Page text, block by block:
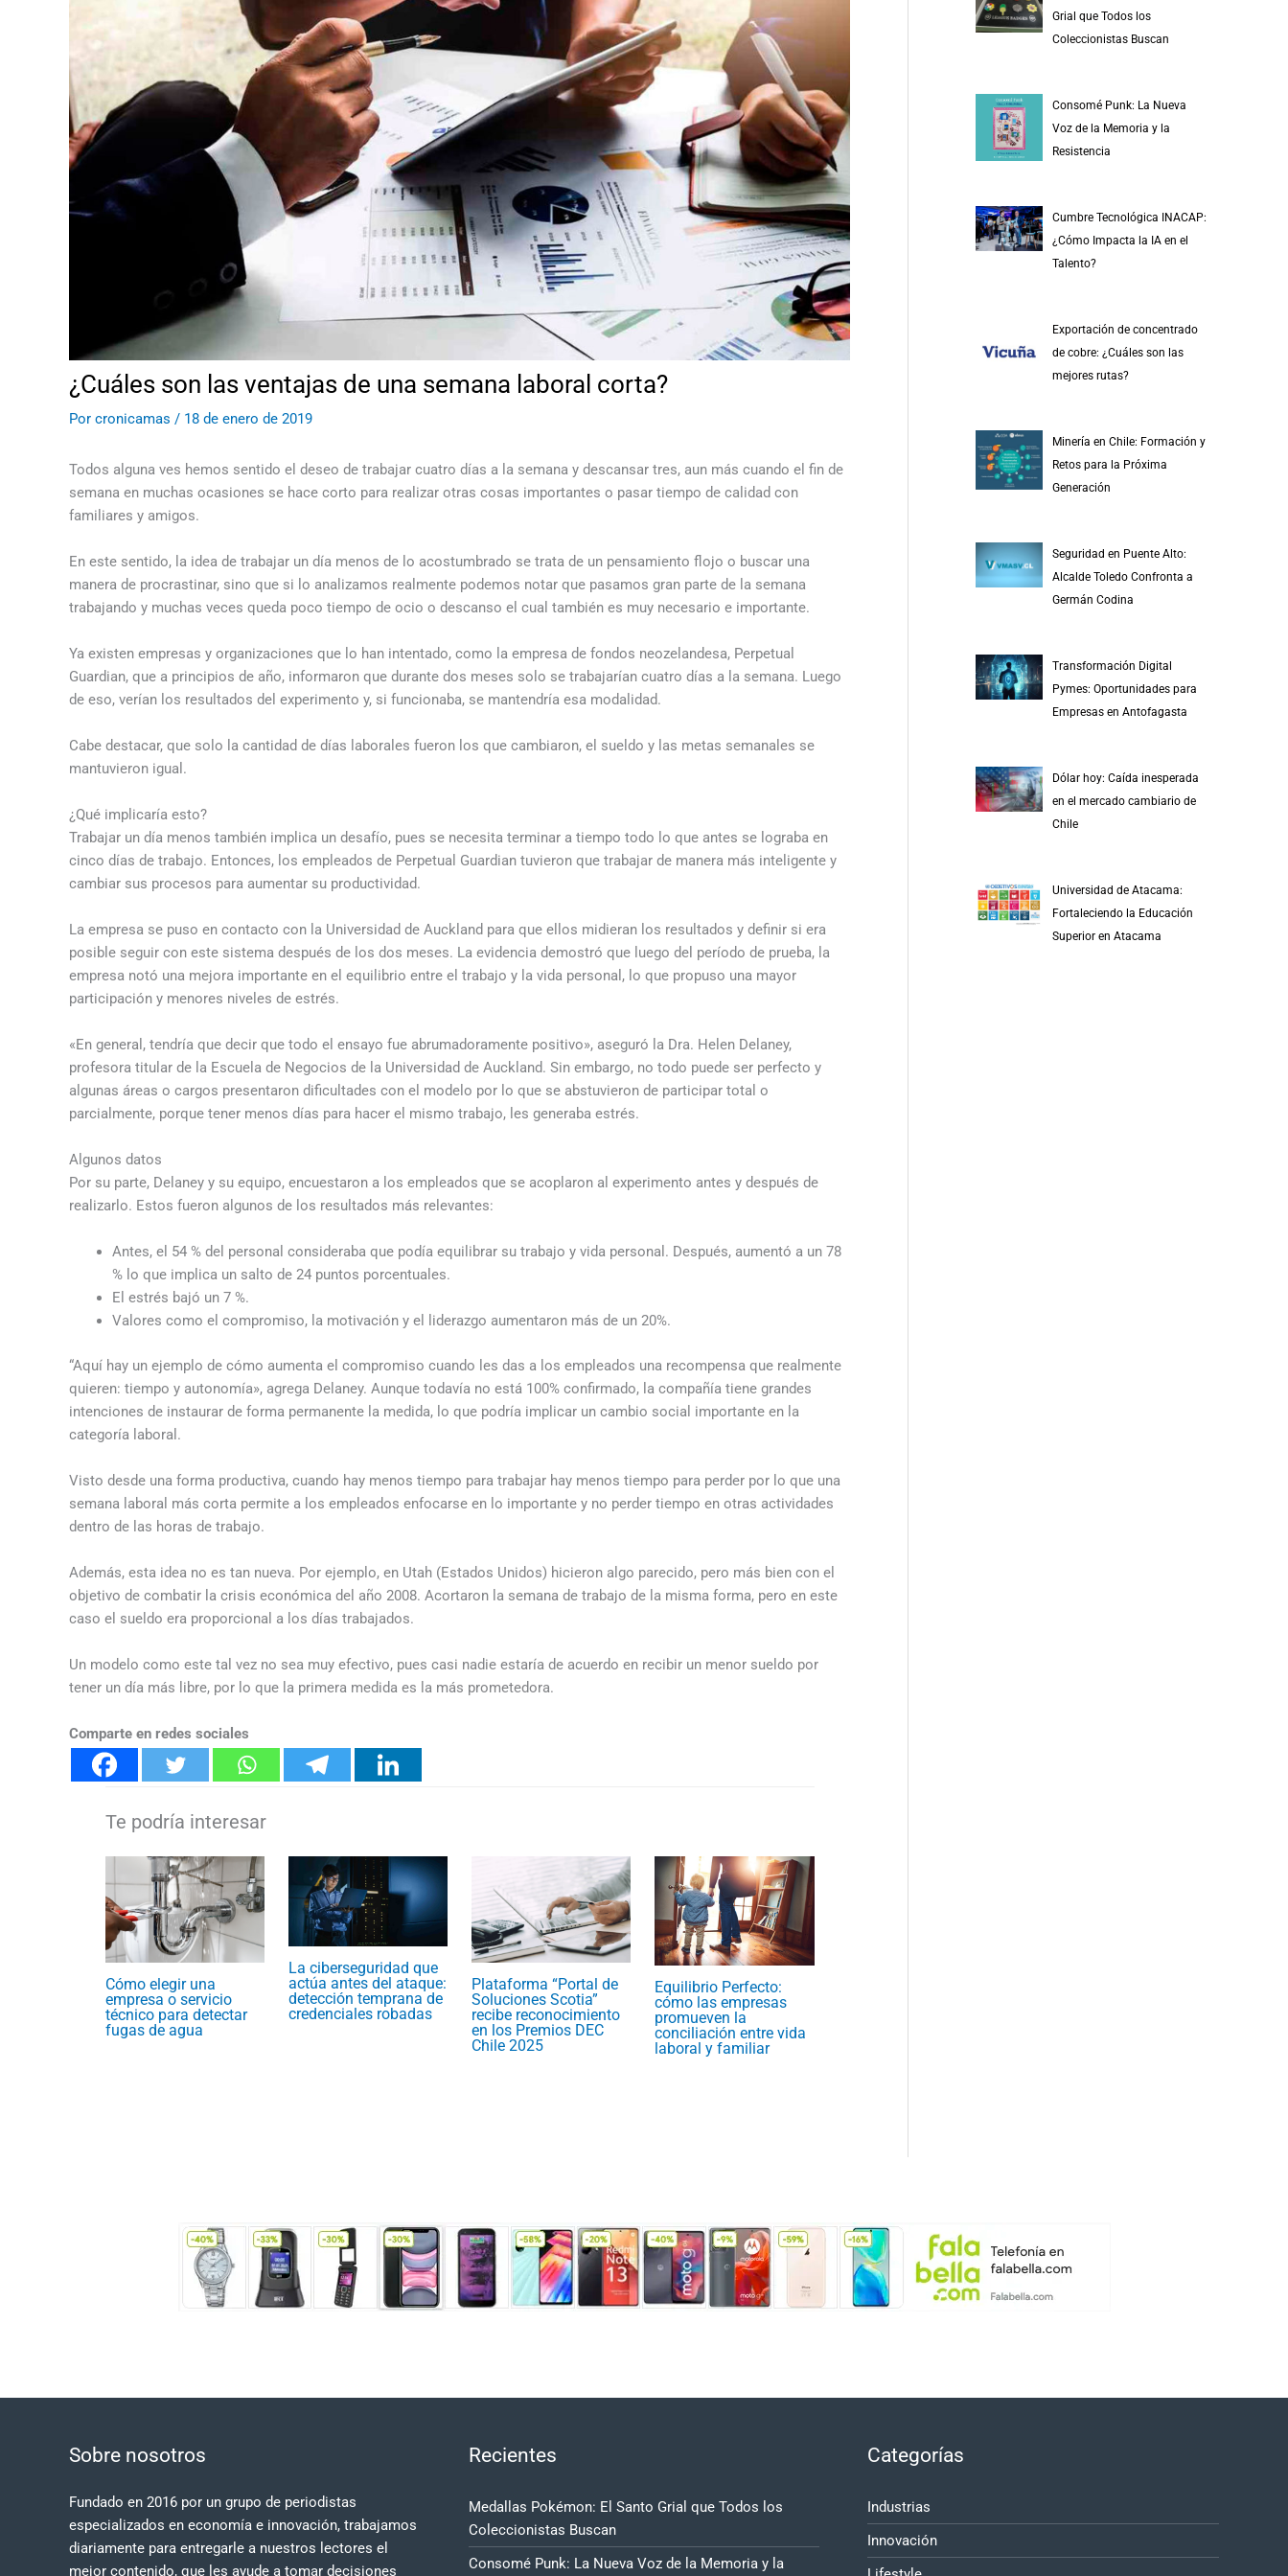
¿Cuáles son las ventajas de una semana laboral corta?
Por cronicamas / 18 de enero de 2019
Todos alguna ves hemos sentido el deseo de trabajar cuatro días a la semana y descansar tres, aun más cuando el fin de
semana en muchas ocasiones se hace corto para realizar otras cosas importantes o pasar tiempo de calidad con
familiares y amigos.
En este sentido, la idea de trabajar un día menos de lo acostumbrado se trata de un pensamiento flojo o buscar una
manera de procrastinar, sino que si lo analizamos realmente podemos notar que pasamos gran parte de la semana
trabajando y muchas veces queda poco tiempo de ocio o descanso el cual también es muy necesario e importante.
Ya existen empresas y organizaciones que lo han intentado, como la empresa de fondos neozelandesa, Perpetual
Guardian, que a principios de año, informaron que durante dos meses solo se trabajarían cuatro días a la semana. Luego
de eso, verían los resultados del experimento y, si funcionaba, se mantendría esa modalidad.
Cabe destacar, que solo la cantidad de días laborales fueron los que cambiaron, el sueldo y las metas semanales se
mantuvieron igual.
¿Qué implicaría esto?
Trabajar un día menos también implica un desafío, pues se necesita terminar a tiempo todo lo que antes se lograba en
cinco días de trabajo. Entonces, los empleados de Perpetual Guardian tuvieron que trabajar de manera más inteligente y
cambiar sus procesos para aumentar su productividad.
La empresa se puso en contacto con la Universidad de Auckland para que ellos midieran los resultados y definir si era
posible seguir con este sistema después de los dos meses. La evidencia demostró que luego del período de prueba, la
empresa notó una mejora importante en el equilibrio entre el trabajo y la vida personal, lo que propuso una mayor
participación y menores niveles de estrés.
«En general, tendría que decir que todo el ensayo fue abrumadoramente positivo», aseguró la Dra. Helen Delaney,
profesora titular de la Escuela de Negocios de la Universidad de Auckland. Sin embargo, no todo puede ser perfecto y
algunas áreas o cargos presentaron dificultades con el modelo por lo que se abstuvieron de participar total o
parcialmente, porque tener menos días para hacer el mismo trabajo, les generaba estrés.
Algunos datos
Por su parte, Delaney y su equipo, encuestaron a los empleados que se acoplaron al experimento antes y después de
realizarlo. Estos fueron algunos de los resultados más relevantes:
Antes, el 54 % del personal consideraba que podía equilibrar su trabajo y vida personal. Después, aumentó a un 78
% lo que implica un salto de 24 puntos porcentuales.
El estrés bajó un 7 %.
Valores como el compromiso, la motivación y el liderazgo aumentaron más de un 20%.
“Aquí hay un ejemplo de cómo aumenta el compromiso cuando les das a los empleados una recompensa que realmente
quieren: tiempo y autonomía», agrega Delaney. Aunque todavía no está 100% confirmado, la compañía tiene grandes
intenciones de instaurar de forma permanente la medida, lo que podría implicar un cambio social importante en la
categoría laboral.
Visto desde una forma productiva, cuando hay menos tiempo para trabajar hay menos tiempo para perder por lo que una
semana laboral más corta permite a los empleados enfocarse en lo importante y no perder tiempo en otras actividades
dentro de las horas de trabajo.
Además, esta idea no es tan nueva. Por ejemplo, en Utah (Estados Unidos) hicieron algo parecido, pero más bien con el
objetivo de combatir la crisis económica del año 2008. Acortaron la semana de trabajo de la misma forma, pero en este
caso el sueldo era proporcional a los días trabajados.
Un modelo como este tal vez no sea muy efectivo, pues casi nadie estaría de acuerdo en recibir un menor sueldo por
tener un día más libre, por lo que la primera medida es la más prometedora.
Comparte en redes sociales
Cómo elegir una
empresa o servicio
técnico para detectar
fugas de agua
La ciberseguridad que
actúa antes del ataque:
detección temprana de
credenciales robadas
Plataforma “Portal de
Soluciones Scotia”
recibe reconocimiento
en los Premios DEC
Chile 2025
Equilibrio Perfecto:
cómo las empresas
promueven la
conciliación entre vida
laboral y familiar
Grial que Todos los
Coleccionistas Buscan
Consomé Punk: La Nueva
Voz de la Memoria y la
Resistencia
Cumbre Tecnológica INACAP:
¿Cómo Impacta la IA en el
Talento?
Exportación de concentrado
de cobre: ¿Cuáles son las
mejores rutas?
Minería en Chile: Formación y
Retos para la Próxima
Generación
Seguridad en Puente Alto:
Alcalde Toledo Confronta a
Germán Codina
Transformación Digital
Pymes: Oportunidades para
Empresas en Antofagasta
Dólar hoy: Caída inesperada
en el mercado cambiario de
Chile
Universidad de Atacama:
Fortaleciendo la Educación
Superior en Atacama
Sobre nosotros
Fundado en 2016 por un grupo de periodistas
especializados en economía e innovación, trabajamos
diariamente para entregarle a nuestros lectores el
mejor contenido, que les ayude a tomar decisiones
Recientes
Medallas Pokémon: El Santo Grial que Todos los
Coleccionistas Buscan
Consomé Punk: La Nueva Voz de la Memoria y la
Categorías
Industrias
Innovación